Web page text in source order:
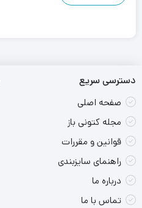
دسترسی سریع
صفحه اصلی
مجله کتونی باز
قوانین و مقررات
راهنمای سایزبندی
درباره ما
تماس با ما